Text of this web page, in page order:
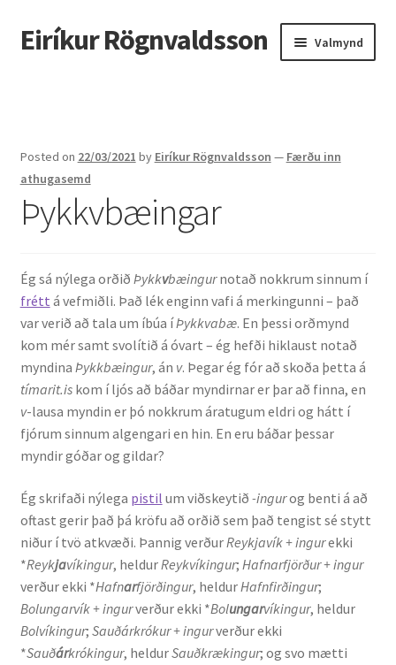
Fara
beint
Hoppa
yfir
Eiríkur Rögnvaldsson Valmynd
Ætt
Líf og starf
Myndir
Kennsla
Kennd námskeið
Kennsluefni
Yfirlit um kennslu
Stjórnun
Innan Háskólans
Samstarfsverkefni
Styrkir og verðlaun
Posted on 22/03/2021 by Eiríkur Rögnvaldsson — Færðu inn
athugasemd
Þykkvbæingar
Ég sá nýlega orðið Þykkvbæingurnotað nokkrum sinnum í
frétt á vefmiðli. Það lék enginn vafi á merkingunni – það
var verið að tala um íbúa íÞykkvabæ. En þessi orðmynd
kom mér samt svolítið á óvart – ég hefði hiklaust notað
myndina Þykkbæingur, án v. Þegar ég fór að skoða þetta á
tímarit.iskom í ljós að báðar myndirnar er þar að finna, en
v-lausa myndin er þó nokkrum áratugum eldri og hátt í
fjórum sinnum algengari en hin. En eru báðar þessar
myndir góðar og gildar?
Ég skrifaði nýlega pistil um viðskeytið -ingurog benti á að
oftast gerir það þá kröfu að orðið sem það tengist sé stytt
niður í tvö atkvæði. Þannig verðurReykjavík + ingurekki
*Reykjavíkingur, heldurReykvíkingur; Hafnarfjörður + ingur
verður ekki *Hafnarfjörðingur, heldurHafnfirðingur;
Bolungarvík + ingurverður ekki *Bolungarvíkingur, heldur
Bolvíkingur; Sauðárkrókur + ingurverður ekki
*Sauðárkrókingur, heldurSauðkrækingur; og svo mætti